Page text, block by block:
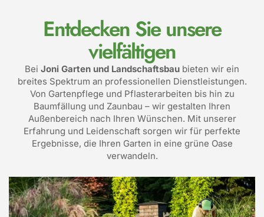
Entdecken Sie unsere
vielfältigen
Bei Joni Garten und Landschaftsbau bieten wir ein
breites Spektrum an professionellen Dienstleistungen.
Von Gartenpflege und Pflasterarbeiten bis hin zu
Baumfällung und Zaunbau – wir gestalten Ihren
Außenbereich nach Ihren Wünschen. Mit unserer
Erfahrung und Leidenschaft sorgen wir für perfekte
Ergebnisse, die Ihren Garten in eine grüne Oase
verwandeln.